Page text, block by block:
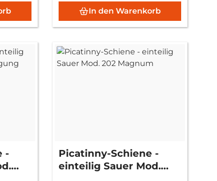
In den Warenkorb
-
Picatinny-Schiene -
einteilig Sauer Mod.